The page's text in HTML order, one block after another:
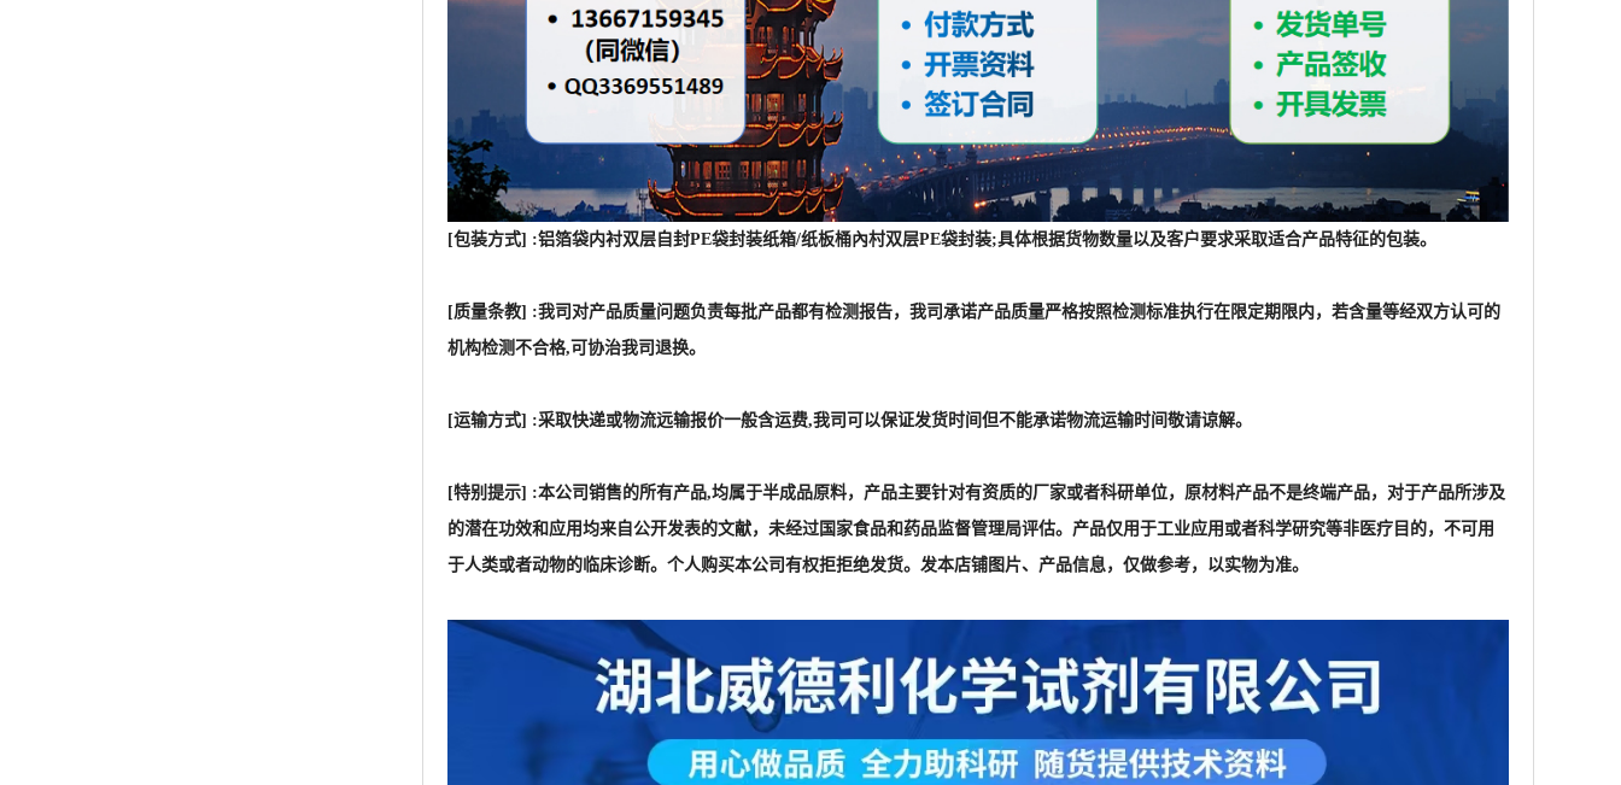
[包装方式] :铝箔袋内衬双层自封PE袋封装纸箱/纸板桶內村双层PE袋封装;具体根据货物数量以及客户要求采取适合产品特征的包装。
[质量条教] :我司对产品质量问题负责每批产品都有检测报告，我司承诺产品质量严格按照检测标准执行在限定期限内，若含量等经双方认可的
机构检测不合格,可协治我司退换。
[运输方式] :采取快递或物流远输报价一般含运费,我司可以保证发货时间但不能承诺物流运输时间敬请谅解。
的潜在功效和应用均来自公开发表的文献，未经过国家食品和药品监督管理局评估。产品仅用于工业应用或者科学研究等非医疗目的，不可用
于人类或者动物的临床诊断。个人购买本公司有权拒拒绝发货。发本店铺图片、产品信息，仅做参考，以实物为准。